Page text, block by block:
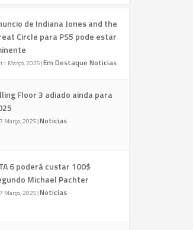
de Indiana Jones and the
Circle para PS5 pode estar
Março, 2025|Em Destaque Noticias
Floor 3 adiado ainda para
Março, 2025|Noticias
6 poderá custar 100$
Michael Pachter
Março, 2025|Noticias